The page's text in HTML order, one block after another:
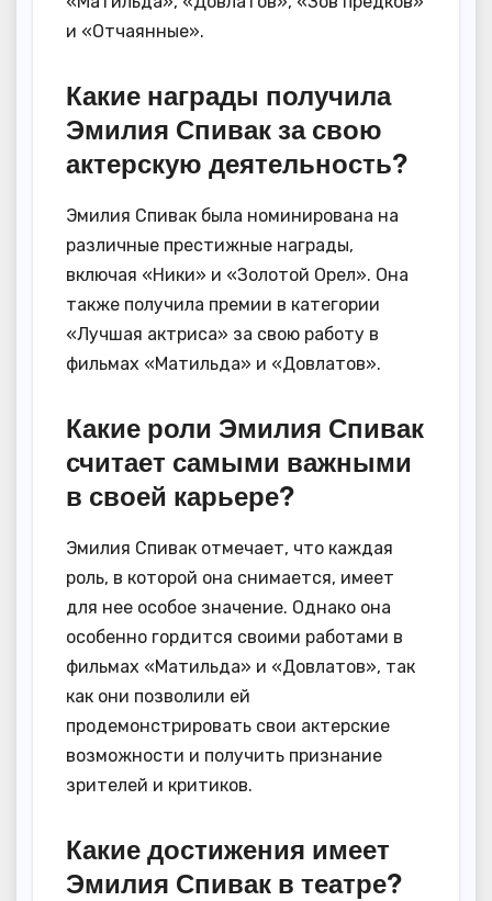
и «Отчаянные».
Какие награды получила
Эмилия Спивак за свою
актерскую деятельность?
Эмилия Спивак была номинирована на
различные престижные награды,
включая «Ники» и «Золотой Орел». Она
также получила премии в категории
«Лучшая актриса» за свою работу в
фильмах «Матильда» и «Довлатов».
Какие роли Эмилия Спивак
считает самыми важными
в своей карьере?
Эмилия Спивак отмечает, что каждая
роль, в которой она снимается, имеет
для нее особое значение. Однако она
особенно гордится своими работами в
фильмах «Матильда» и «Довлатов», так
как они позволили ей
продемонстрировать свои актерские
возможности и получить признание
зрителей и критиков.
Какие достижения имеет
Эмилия Спивак в театре?